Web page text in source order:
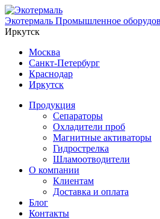
Экотермаль Промышленное
Иркутск
Москва
Санкт-Петербург
Краснодар
Иркутск
Продукция
Сепараторы
Охладители проб
Магнитные активаторы
Гидрострелка
Шламоотводители
О компании
Клиентам
Доставка и оплата
Блог
Контакты